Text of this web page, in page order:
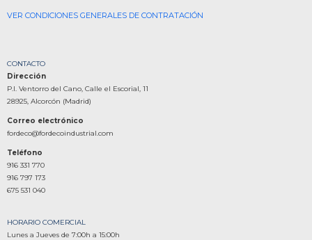
VER CONDICIONES GENERALES DE CONTRATACIÓN
CONTACTO
Dirección
P.I. Ventorro del Cano, Calle el Escorial, 11
28925, Alcorcón (Madrid)
Correo electrónico
fordeco@fordecoindustrial.com
Teléfono
916 331 770
916 797 173
675 531 040
HORARIO COMERCIAL
Lunes a Jueves de 7:00h a 15:00h